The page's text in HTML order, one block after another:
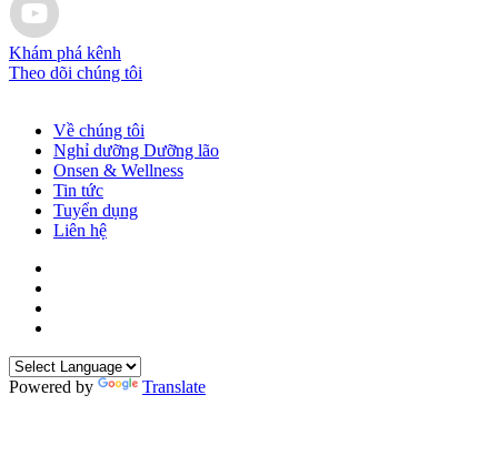
Khám phá kênh
Theo dõi chúng tôi
Về chúng tôi
Nghỉ dưỡng Dưỡng lão
Onsen & Wellness
Tin tức
Tuyển dụng
Liên hệ
Powered by Translate